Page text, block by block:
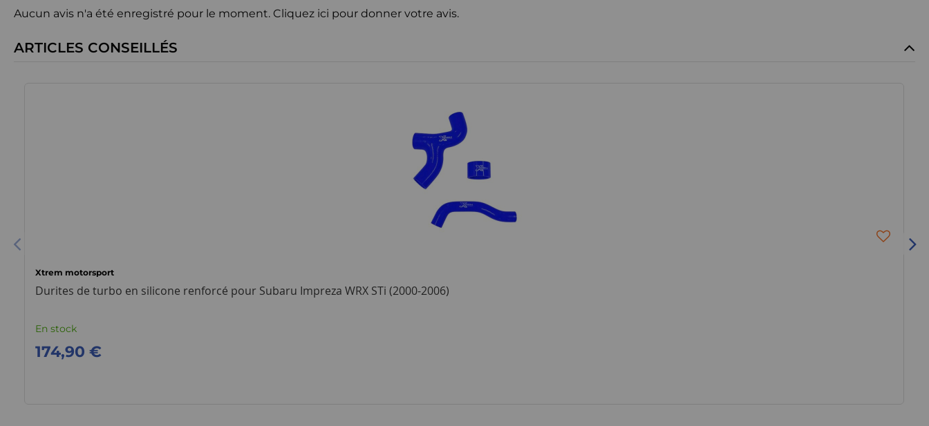
Aucun avis n'a été enregistré pour le moment. Cliquez ici pour donner votre avis.
ARTICLES CONSEILLÉS
Xtrem motorsport
Durites de turbo en silicone renforcé pour Subaru Impreza WRX STi (2000-2006)
En stock
174,90 €